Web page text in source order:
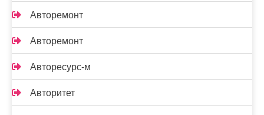
Авторемонт
Авторемонт
Авторесурс-м
Авторитет